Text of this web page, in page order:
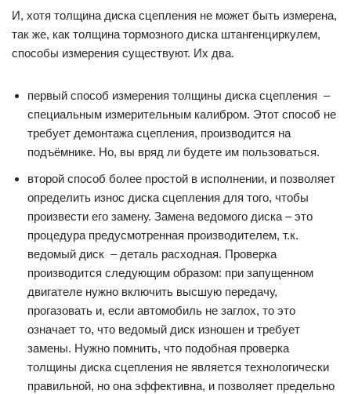
И, хотя толщина диска сцепления не может быть измерена,
так же, как толщина тормозного диска штангенциркулем,
способы измерения существуют. Их два.
первый способ измерения толщины диска сцепления –
специальным измерительным калибром. Этот способ не
требует демонтажа сцепления, производится на
подъёмнике. Но, вы вряд ли будете им пользоваться.
второй способ более простой в исполнении, и позволяет
определить износ диска сцепления для того, чтобы
произвести его замену. Замена ведомого диска – это
процедура предусмотренная производителем, т.к.
ведомый диск – деталь расходная. Проверка
производится следующим образом: при запущенном
двигателе нужно включить высшую передачу,
прогазовать и, если автомобиль не заглох, то это
означает то, что ведомый диск изношен и требует
замены. Нужно помнить, что подобная проверка
толщины диска сцепления не является технологически
правильной, но она эффективна, и позволяет предельно